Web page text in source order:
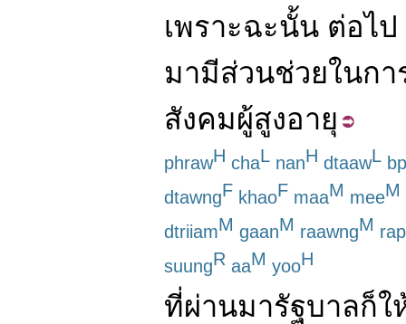
เพราะฉะนั้น ต่อไป
มามีส่วนช่วยในกา
สังคมผู้สูงอายุ
phrawH chaL nanH dtaawL
dtawngF khaoF maaM meeM
dtriiamM gaanM raawngM rap
suungR aaM yooH
ที่ผ่านมารัฐบาลก็ใ